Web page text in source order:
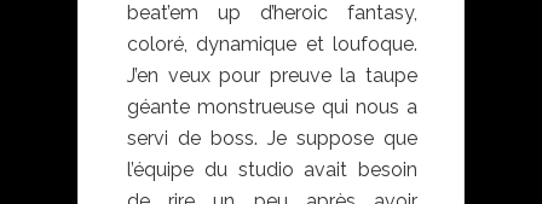
beat’em up d’heroic fantasy,
coloré, dynamique et loufoque.
J’en veux pour preuve la taupe
géante monstrueuse qui nous a
servi de boss. Je suppose que
l’équipe du studio avait besoin